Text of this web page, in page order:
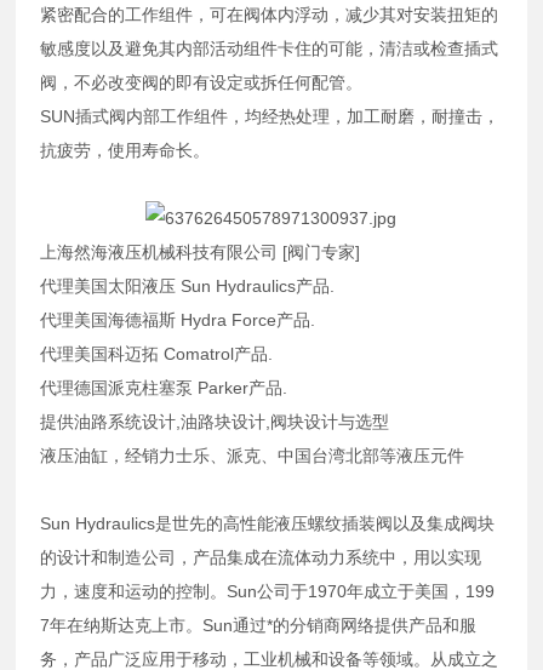
紧密配合的工作组件，可在阀体内浮动，减少其对安装扭矩的
敏感度以及避免其内部活动组件卡住的可能，清洁或检查插式
阀，不必改变阀的即有设定或拆任何配管。
SUN插式阀内部工作组件，均经热处理，加工耐磨，耐撞击，
抗疲劳，使用寿命长。
上海然海液压机械科技有限公司 [阀门专家]
代理美国太阳液压 Sun Hydraulics产品.
代理美国海德福斯 Hydra Force产品.
代理美国科迈拓 Comatrol产品.
代理德国派克柱塞泵 Parker产品.
提供油路系统设计,油路块设计,阀块设计与选型
液压油缸，经销力士乐、派克、中国台湾北部等液压元件
Sun Hydraulics是世先的高性能液压螺纹插装阀以及集成阀块
的设计和制造公司，产品集成在流体动力系统中，用以实现
力，速度和运动的控制。Sun公司于1970年成立于美国，199
7年在纳斯达克上市。Sun通过*的分销商网络提供产品和服
务，产品广泛应用于移动，工业机械和设备等领域。从成立之